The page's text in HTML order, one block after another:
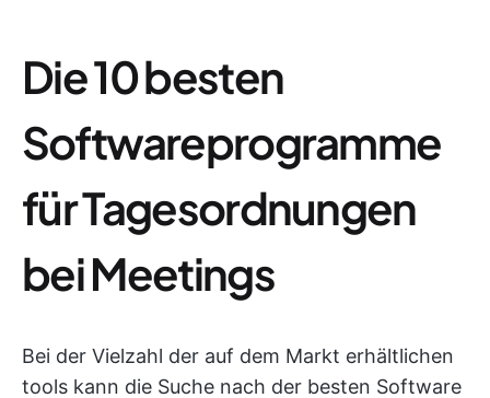
Die 10 besten
Softwareprogramme
für Tagesordnungen
bei Meetings
Bei der Vielzahl der auf dem Markt erhältlichen
tools kann die Suche nach der besten Software